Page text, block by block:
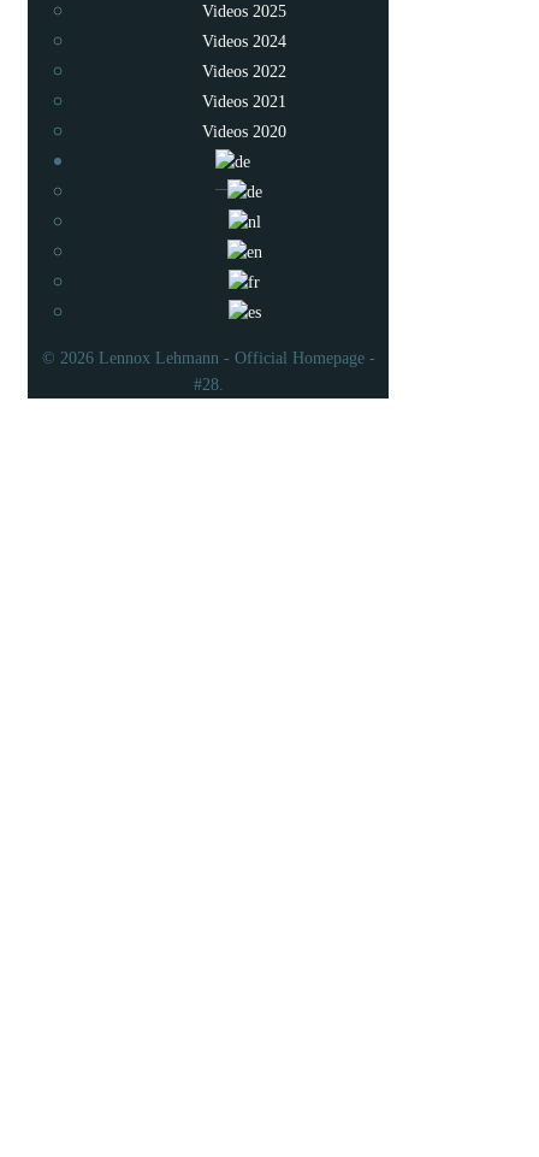
Videos 2025
Videos 2024
Videos 2022
Videos 2021
Videos 2020
© 2026 Lennox Lehmann - Official Homepage -
#28.